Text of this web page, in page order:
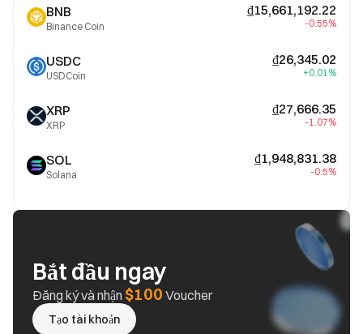
BNB
Binance Coin
₫15,661,192.22
-0.55%
USDC
USDCoin
₫26,345.02
+0.01%
XRP
XRP
₫27,666.35
-1.07%
SOL
Solana
₫1,948,831.38
-0.5%
Bắt đầu ngay
Đăng ký và nhận $100 Voucher
Tạo tài khoản